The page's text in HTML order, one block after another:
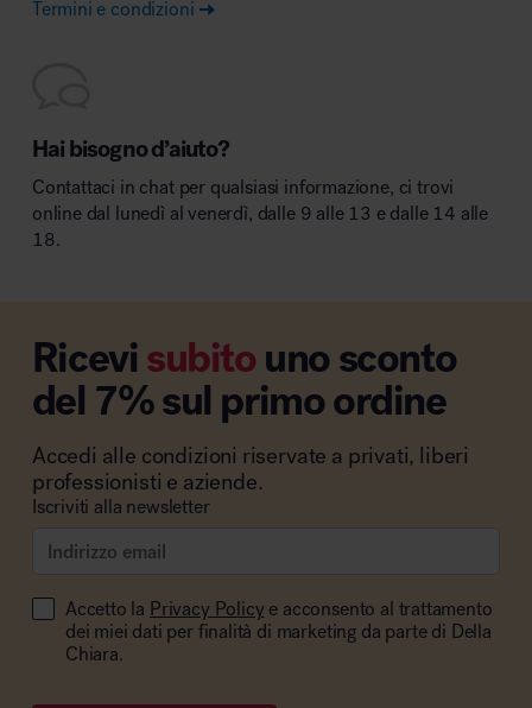
Termini e condizioni
Hai bisogno d’aiuto?
Contattaci in chat per qualsiasi informazione, ci trovi
online dal lunedì al venerdì, dalle 9 alle 13 e dalle 14 alle
18.
Ricevisubitouno sconto
del 7% sul primo ordine
Accedi alle condizioni riservate a privati, liberi
professionisti e aziende.
Iscriviti alla newsletter
Accetto la Privacy Policy e acconsento al trattamento
dei miei dati per finalità di marketing da parte di Della
Chiara.